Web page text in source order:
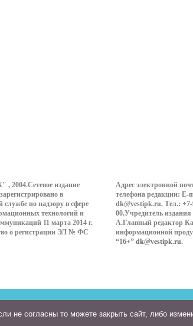
, 2004.Сетевое издание
в
службе по надзору в сфере
технологий и
11 марта 2014 г.
о регистрации ЭЛ № ФС
Адрес электронной
телефона редакции: E-
dk@vestipk.ru. Тел.: +7-
00.Учредитель
А.Главный редактор
информационной
“16+” dk@vestipk.ru.
не согласны то можете закрыть сайт, либо